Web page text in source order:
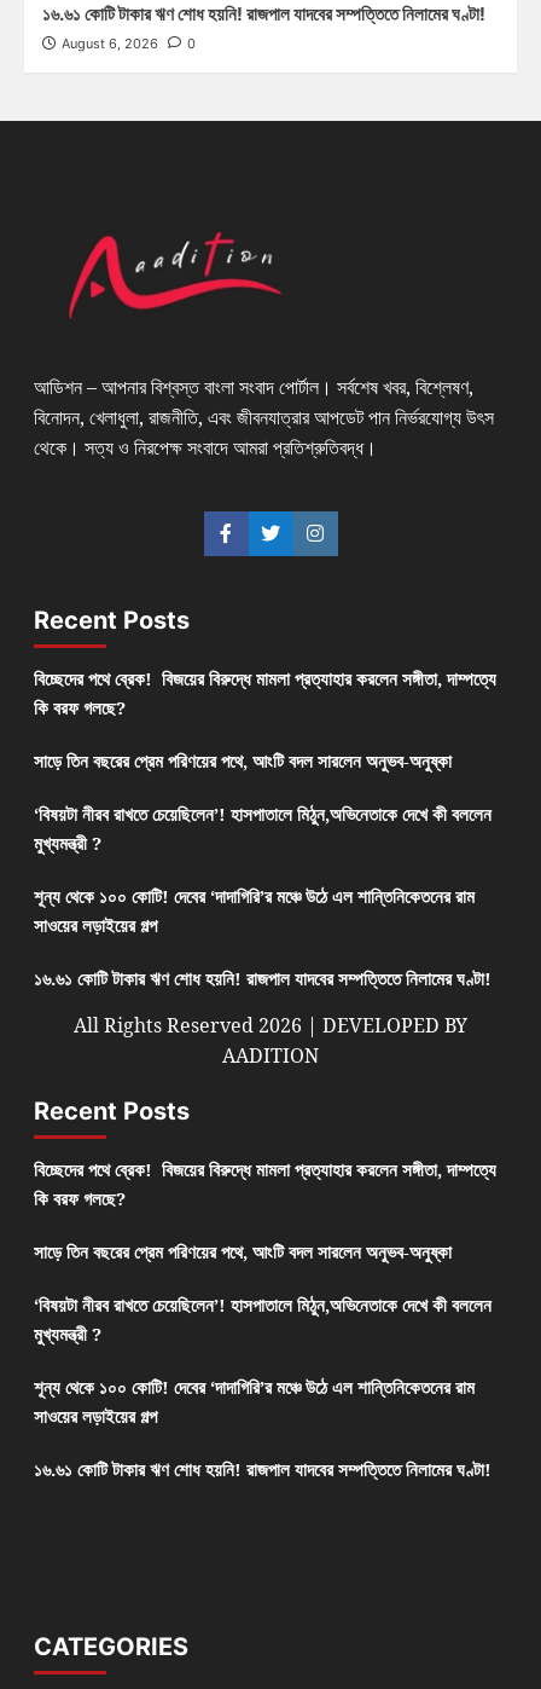
১৬.৬১ কোটি টাকার ঋণ শোধ হয়নি! রাজপাল যাদবের সম্পত্তিতে নিলামের ঘণ্টা!
August 6, 2026 0
আডিশন – আপনার বিশ্বস্ত বাংলা সংবাদ পোর্টাল। সর্বশেষ খবর, বিশ্লেষণ,
বিনোদন, খেলাধুলা, রাজনীতি, এবং জীবনযাত্রার আপডেট পান নির্ভরযোগ্য উৎস
থেকে। সত্য ও নিরপেক্ষ সংবাদে আমরা প্রতিশ্রুতিবদ্ধ।
Recent Posts
বিচ্ছেদের পথে ব্রেক! বিজয়ের বিরুদ্ধে মামলা প্রত্যাহার করলেন সঙ্গীতা, দাম্পত্যে
কি বরফ গলছে?
সাড়ে তিন বছরের প্রেম পরিণয়ের পথে, আংটি বদল সারলেন অনুভব-অনুষ্কা
‘বিষয়টা নীরব রাখতে চেয়েছিলেন’! হাসপাতালে মিঠুন,অভিনেতাকে দেখে কী বললেন
মুখ্যমন্ত্রী ?
শূন্য থেকে ১০০ কোটি! দেবের ‘দাদাগিরি’র মঞ্চে উঠে এল শান্তিনিকেতনের রাম
সাওয়ের লড়াইয়ের গল্প
১৬.৬১ কোটি টাকার ঋণ শোধ হয়নি! রাজপাল যাদবের সম্পত্তিতে নিলামের ঘণ্টা!
All Rights Reserved 2026 | DEVELOPED BY
AADITION
Recent Posts
বিচ্ছেদের পথে ব্রেক! বিজয়ের বিরুদ্ধে মামলা প্রত্যাহার করলেন সঙ্গীতা, দাম্পত্যে
কি বরফ গলছে?
সাড়ে তিন বছরের প্রেম পরিণয়ের পথে, আংটি বদল সারলেন অনুভব-অনুষ্কা
‘বিষয়টা নীরব রাখতে চেয়েছিলেন’! হাসপাতালে মিঠুন,অভিনেতাকে দেখে কী বললেন
মুখ্যমন্ত্রী ?
শূন্য থেকে ১০০ কোটি! দেবের ‘দাদাগিরি’র মঞ্চে উঠে এল শান্তিনিকেতনের রাম
সাওয়ের লড়াইয়ের গল্প
১৬.৬১ কোটি টাকার ঋণ শোধ হয়নি! রাজপাল যাদবের সম্পত্তিতে নিলামের ঘণ্টা!
CATEGORIES